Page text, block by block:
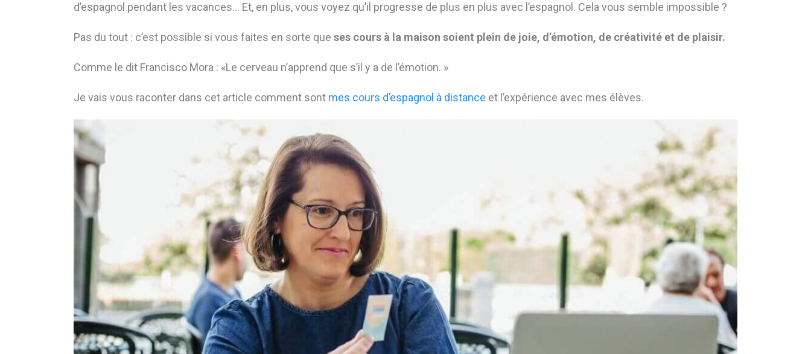
d’espagnol pendant les vacances… Et, en plus, vous voyez qu’il progresse de plus en plus avec l’espagnol. Cela vous semble impossible ?
Pas du tout : c’est possible si vous faites en sorte que ses cours à la maison soient plein de joie, d’émotion, de créativité et de plaisir.
Comme le dit Francisco Mora : «Le cerveau n’apprend que s’il y a de l’émotion. »
Je vais vous raconter dans cet article comment sont mes cours d’espagnol à distance et l’expérience avec mes élèves.